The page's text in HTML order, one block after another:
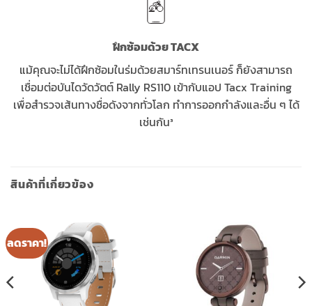
ฝึกซ้อมด้วย TACX
แม้คุณจะไม่ได้ฝึกซ้อมในร่มด้วยสมาร์ทเทรนเนอร์ ก็ยังสามารถ
เชื่อมต่อบันไดวัดวัตต์ Rally RS110 เข้ากับแอป Tacx Training
เพื่อสำรวจเส้นทางชื่อดังจากทั่วโลก ทำการออกกำลังและอื่น ๆ ได้
เช่นกัน³
สินค้าที่เกี่ยวข้อง
ลดราคา!